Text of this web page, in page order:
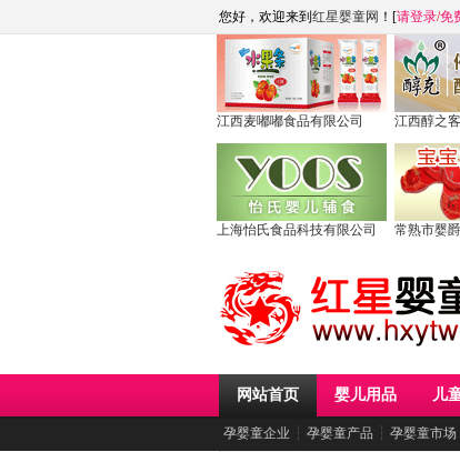
您好，欢迎来到 红星婴童网 ！[请登录/免
江西麦嘟嘟食品有限公司 江西醇之
上海怡氏食品科技有限公司 常熟市婴
网站首页 婴儿用品 儿
孕婴童企业 ┆ 孕婴童产品 ┆ 孕婴童市场